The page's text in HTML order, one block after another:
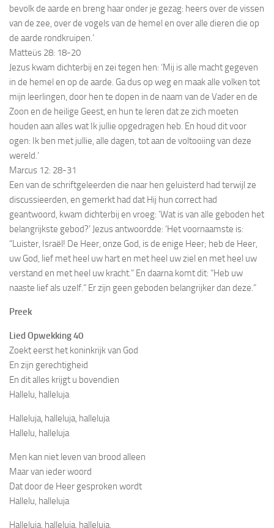
bevolk de aarde en breng haar onder je gezag: heers over de vissen
van de zee, over de vogels van de hemel en over alle dieren die op
de aarde rondkruipen.’
Matteüs 28: 18-20
Jezus kwam dichterbij en zei tegen hen: ‘Mij is alle macht gegeven
in de hemel en op de aarde. Ga dus op weg en maak alle volken tot
mijn leerlingen, door hen te dopen in de naam van de Vader en de
Zoon en de heilige Geest, en hun te leren dat ze zich moeten
houden aan alles wat Ik jullie opgedragen heb. En houd dit voor
ogen: Ik ben met jullie, alle dagen, tot aan de voltooiing van deze
wereld.’
Marcus 12: 28-31
Een van de schriftgeleerden die naar hen geluisterd had terwijl ze
discussieerden, en gemerkt had dat Hij hun correct had
geantwoord, kwam dichterbij en vroeg: ‘Wat is van alle geboden het
belangrijkste gebod?’ Jezus antwoordde: ‘Het voornaamste is:
“Luister, Israël! De Heer, onze God, is de enige Heer; heb de Heer,
uw God, lief met heel uw hart en met heel uw ziel en met heel uw
verstand en met heel uw kracht.” En daarna komt dit: “Heb uw
naaste lief als uzelf.” Er zijn geen geboden belangrijker dan deze.”
Preek
Lied Opwekking 40
Zoekt eerst het koninkrijk van God
En zijn gerechtigheid
En dit alles krijgt u bovendien
Hallelu, halleluja
Halleluja, halleluja, halleluja
Hallelu, halleluja
Men kan niet leven van brood alleen
Maar van ieder woord
Dat door de Heer gesproken wordt
Hallelu, halleluja
Halleluja, halleluja, halleluja,